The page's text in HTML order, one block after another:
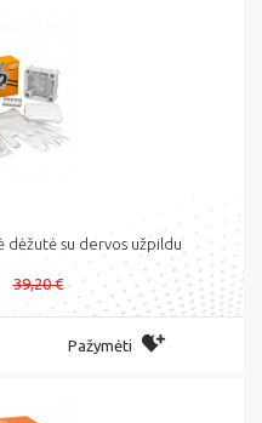
dėžutė su dervos užpildu
39,20 €
Pažymėti